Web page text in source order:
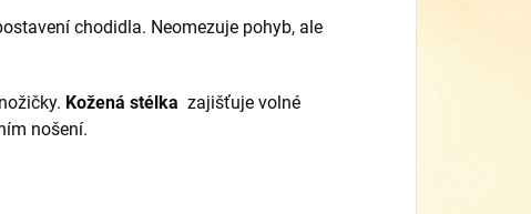
chodidla. Neomezuje pohyb, ale
Kožená stélka zajišťuje volné
nošení.